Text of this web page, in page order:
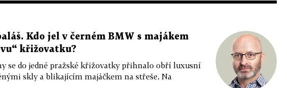
Kdo jel v černém BMW s majákem
křižovatku?
se do jedné pražské křižovatky přihnalo obří luxusní
skly a blikajícím majáčkem na střeše. Na